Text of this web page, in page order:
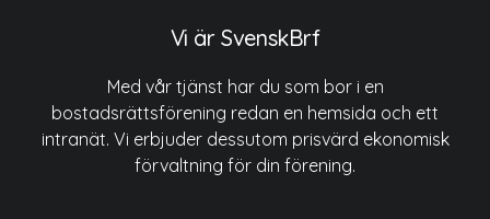
Vi är SvenskBrf
Med vår tjänst har du som bor i en
bostadsrättsförening redan en hemsida och ett
intranät. Vi erbjuder dessutom prisvärd ekonomisk
förvaltning för din förening.